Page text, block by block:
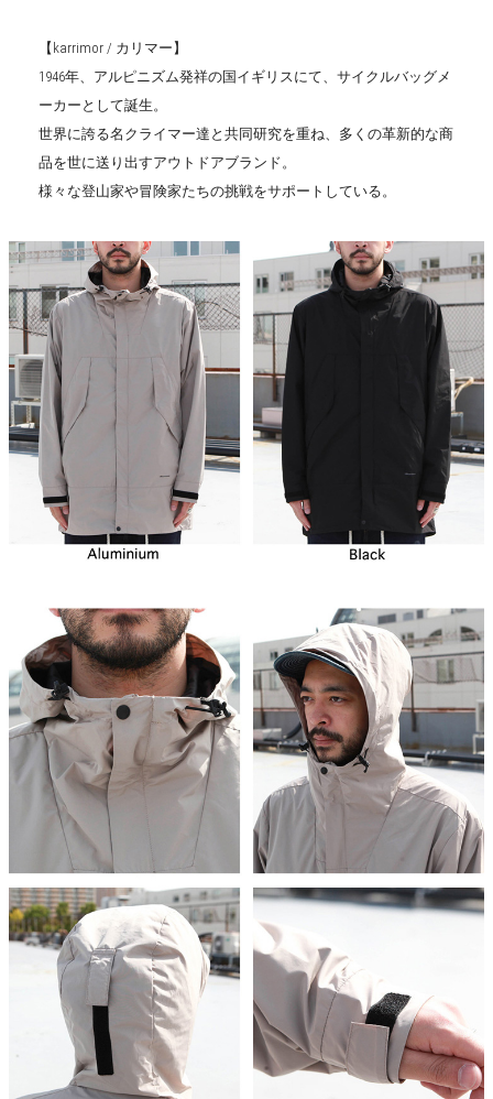
【karrimor / カリマー】
1946年、アルピニズム発祥の国イギリスにて、サイクルバッグメ
ーカーとして誕生。
世界に誇る名クライマー達と共同研究を重ね、多くの革新的な商
品を世に送り出すアウトドアブランド。
様々な登山家や冒険家たちの挑戦をサポートしている。